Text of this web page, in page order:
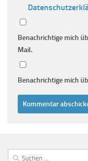
Benachrichtige mich
Mail.
Benachrichtige mich
Suchen